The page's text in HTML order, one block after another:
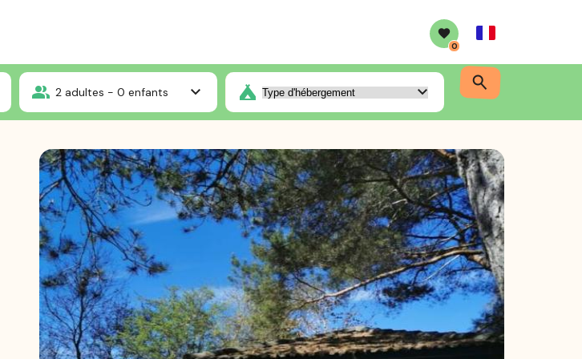
0
2adultes - 0 enfants